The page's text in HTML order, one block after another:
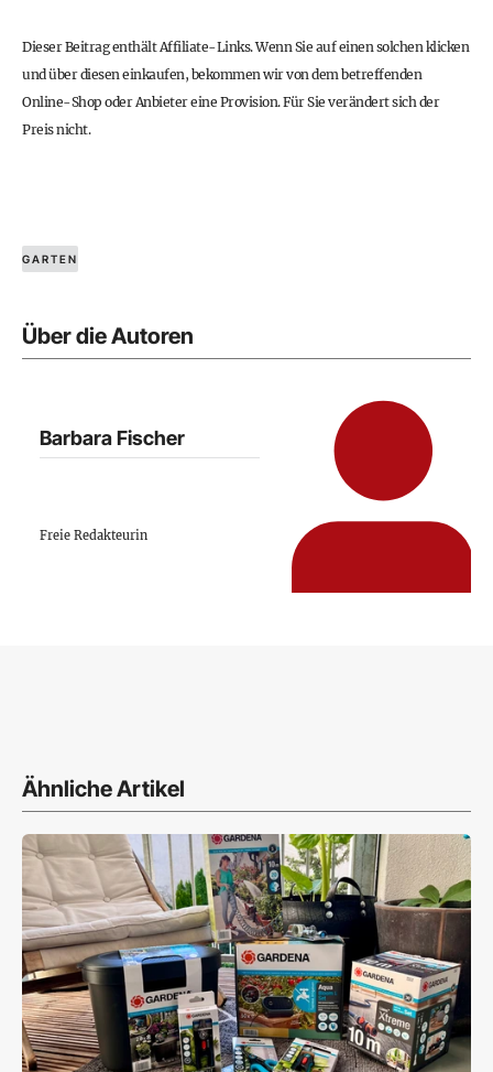
Dieser Beitrag enthält Affiliate-Links. Wenn Sie auf einen solchen klicken
und über diesen einkaufen, bekommen wir von dem betreffenden
Online-Shop oder Anbieter eine Provision. Für Sie verändert sich der
Preis nicht.
GARTEN
Über die Autoren
Barbara Fischer
Freie Redakteurin
Ähnliche Artikel